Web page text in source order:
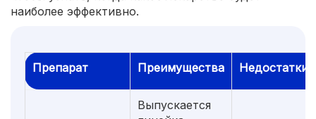
наиболее эффективно.
Препарат Преимущества Недостатки
Выпускается